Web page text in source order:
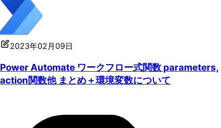
2023年02月09日
Power Automate ワークフロー式関数 parameters,
action関数他 まとめ＋環境変数について